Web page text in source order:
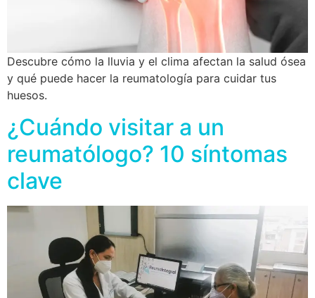
Descubre cómo la lluvia y el clima afectan la salud ósea
y qué puede hacer la reumatología para cuidar tus
huesos.
¿Cuándo visitar a un
reumatólogo? 10 síntomas
clave